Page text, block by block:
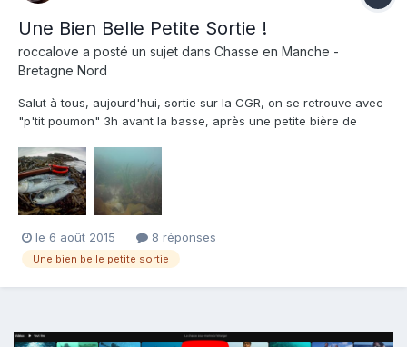
Une Bien Belle Petite Sortie !
roccalove a posté un sujet dans Chasse en Manche -
Bretagne Nord
Salut à tous, aujourd'hui, sortie sur la CGR, on se retrouve avec
"p'tit poumon" 3h avant la basse, après une petite bière de
l'eau est très calme et paraît claire, une fois la tête dans l'eau,
on se rend vite compte qu'elle est qu...
le 6 août 2015 8 réponses
Une bien belle petite sortie